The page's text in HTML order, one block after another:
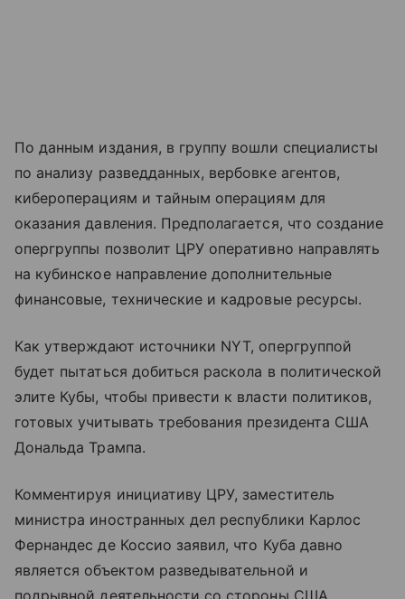
По данным издания, в группу вошли специалисты
по анализу разведданных, вербовке агентов,
кибероперациям и тайным операциям для
оказания давления. Предполагается, что создание
опергруппы позволит ЦРУ оперативно направлять
на кубинское направление дополнительные
финансовые, технические и кадровые ресурсы.
Как утверждают источники NYT, опергруппой
будет пытаться добиться раскола в политической
элите Кубы, чтобы привести к власти политиков,
готовых учитывать требования президента США
Дональда Трампа.
Комментируя инициативу ЦРУ, заместитель
министра иностранных дел республики Карлос
Фернандес де Коссио заявил, что Куба давно
является объектом разведывательной и
подрывной деятельности со стороны США,